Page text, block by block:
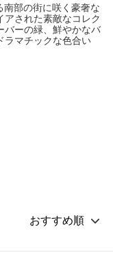
部の街に咲く豪奢な
された素敵なコレク
バーの緑、鮮やかなバ
ラマチックな色合い